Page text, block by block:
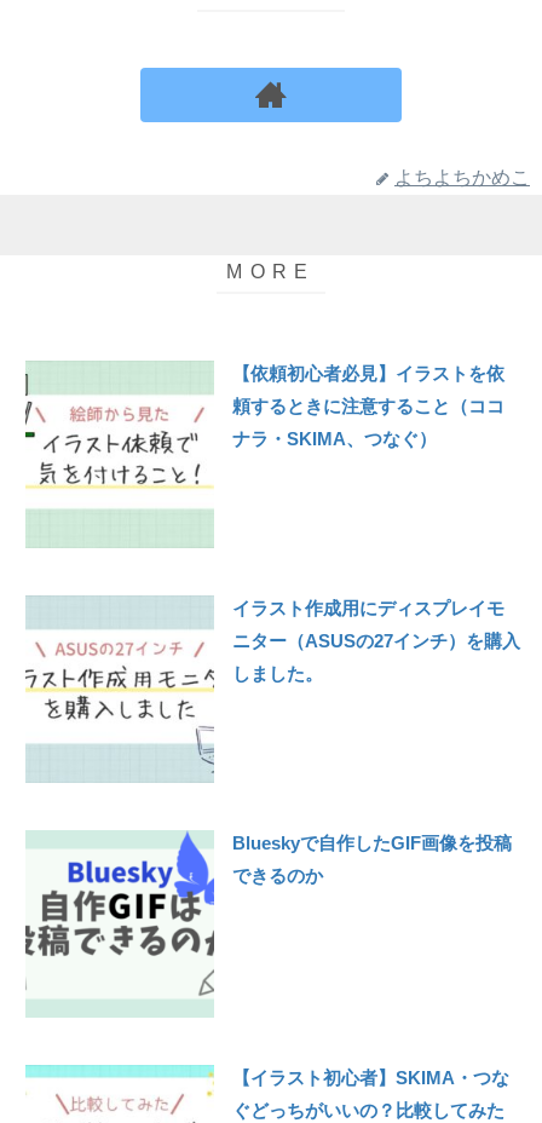
よちよちかめこ
【依頼初心者必見】イラストを依
頼するときに注意すること（ココ
ナラ・SKIMA、つなぐ）
イラスト作成用にディスプレイモ
ニター（ASUSの27インチ）を購入
しました。
Blueskyで自作したGIF画像を投稿
できるのか
【イラスト初心者】SKIMA・つな
ぐどっちがいいの？比較してみた